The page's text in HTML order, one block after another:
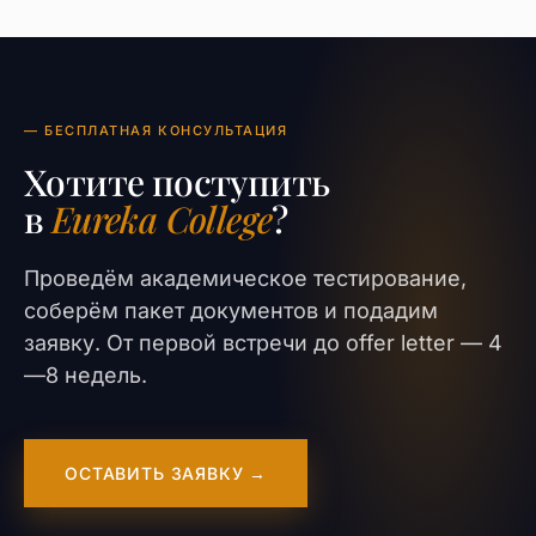
— БЕСПЛАТНАЯ КОНСУЛЬТАЦИЯ
Хотите поступить
вEureka College?
Проведём академическое тестирование,
соберём пакет документов и подадим
заявку. От первой встречи до offer letter — 4
—8 недель.
ОСТАВИТЬ ЗАЯВКУ →